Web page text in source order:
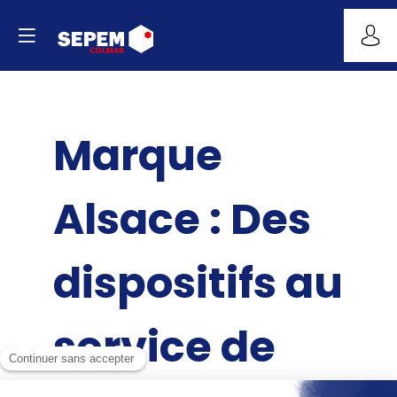
Marque
Alsace : Des
dispositifs au
service de